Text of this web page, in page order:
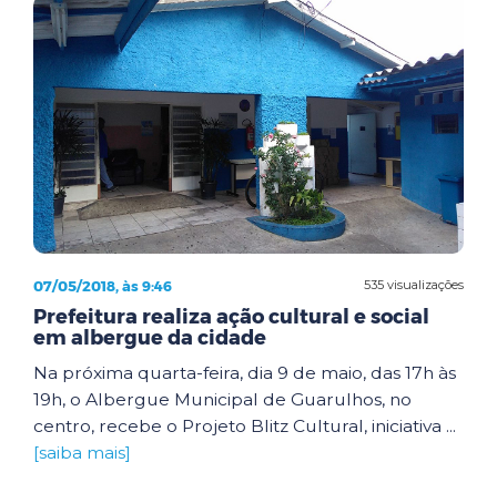
535 visualizações
07/05/2018, às 9:46
Prefeitura realiza ação cultural e social
em albergue da cidade
Na próxima quarta-feira, dia 9 de maio, das 17h às
19h, o Albergue Municipal de Guarulhos, no
centro, recebe o Projeto Blitz Cultural, iniciativa ...
[saiba mais]